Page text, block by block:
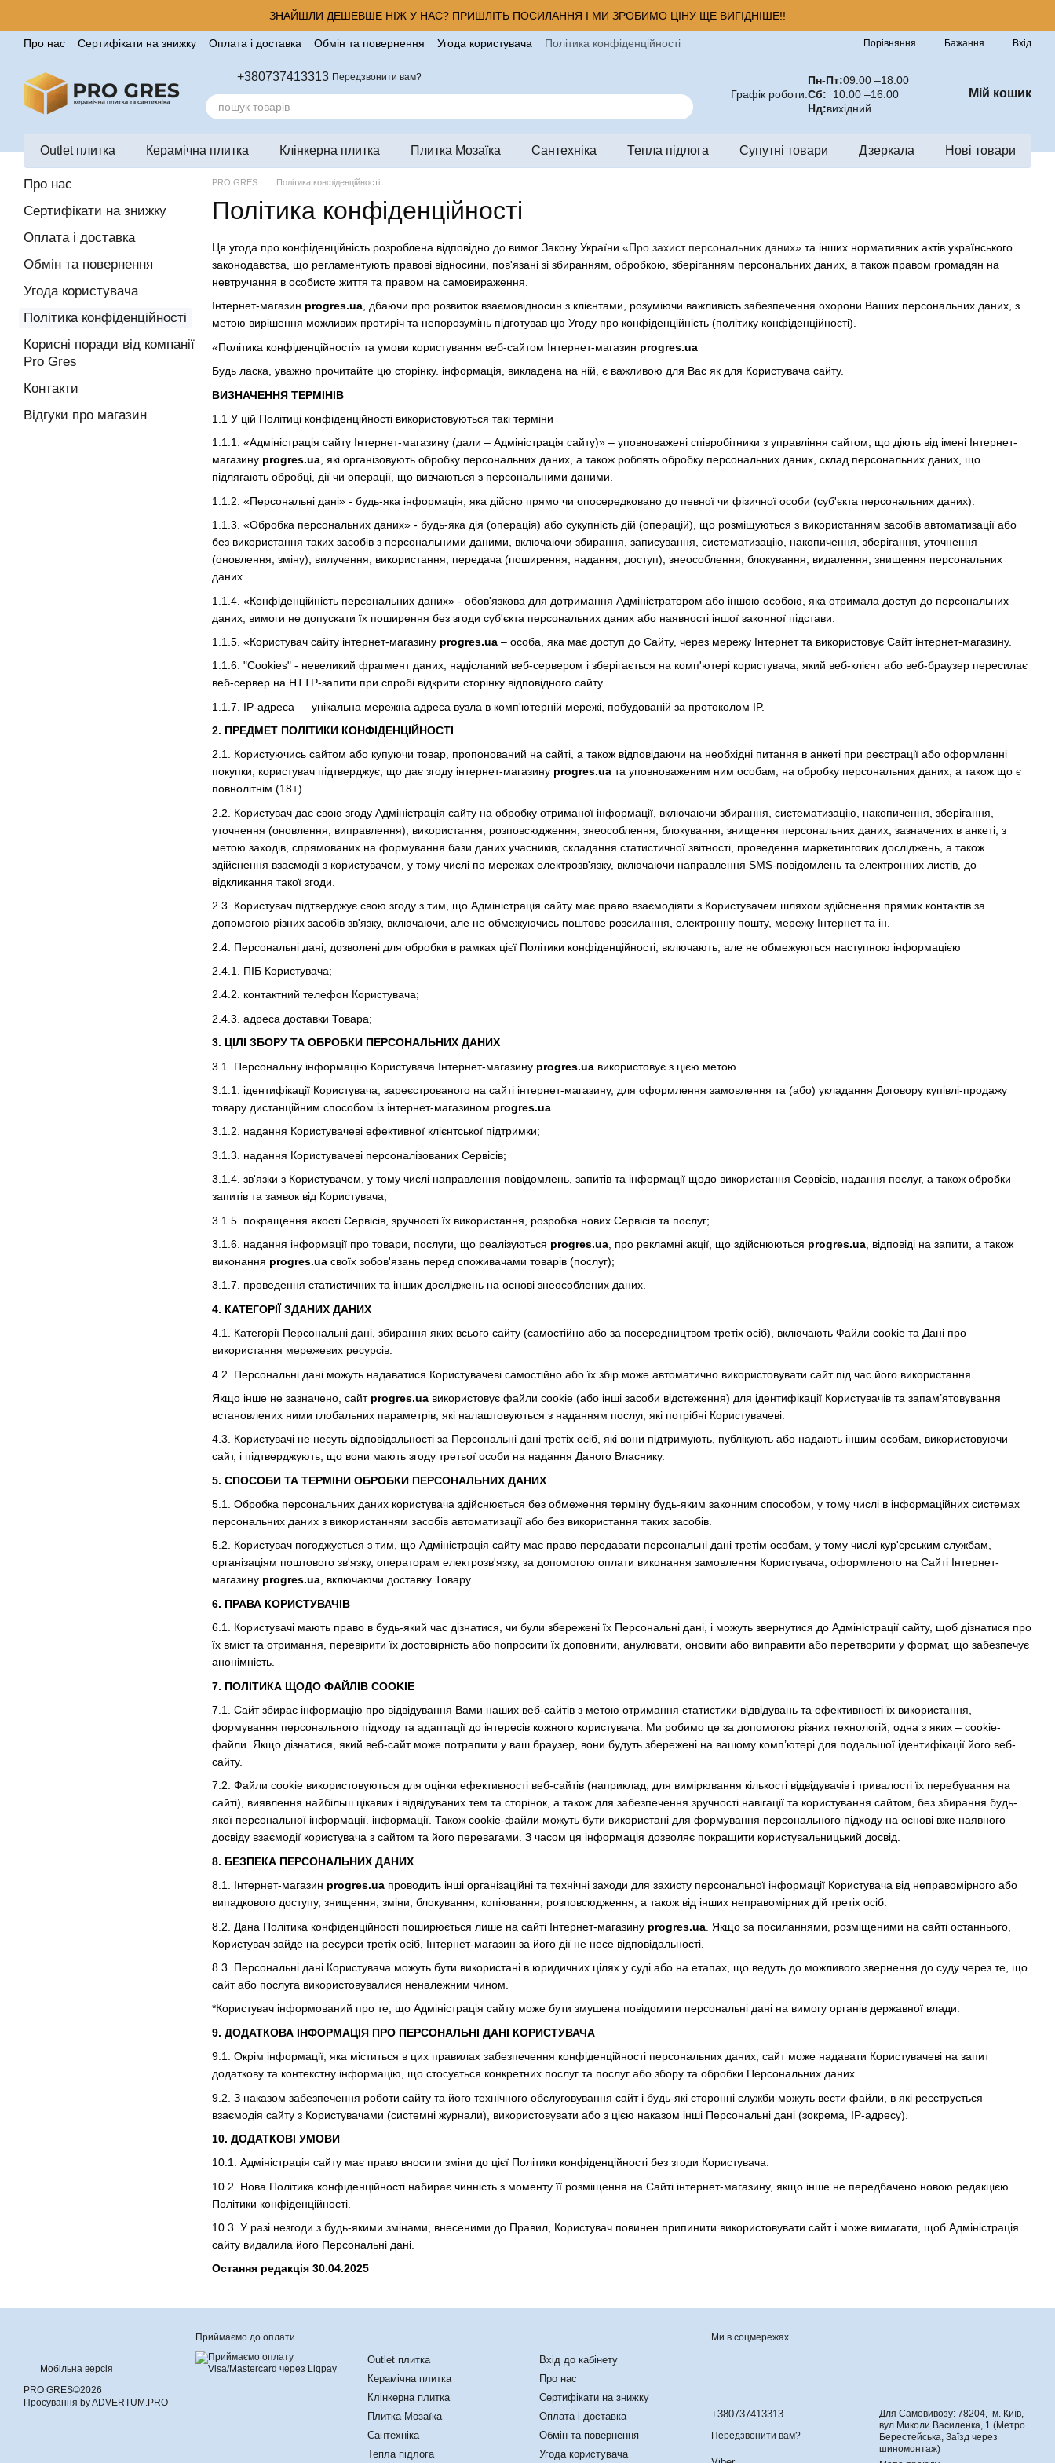
ЗНАЙШЛИ ДЕШЕВШЕ НІЖ У НАС? ПРИШЛІТЬ ПОСИЛАННЯ І МИ ЗРОБИМО ЦІНУ ЩЕ ВИГІДНІШЕ!!
Про нас Сертифікати на знижку Оплата і доставка Обмін та повернення Угода користувача
Політика конфіденційності
Порівняння Бажання Вхід
+380737413313 Передзвонити вам?
Графік роботи:
Пн-Пт:09:00 –18:00
Сб: 10:00 –16:00
Нд:вихідний
Мій кошик
Outlet плитка Керамічна плитка Клінкерна плитка Плитка Мозаїка Сантехніка Тепла підлога Супутні товари Дзеркала Нові товари
PRO GRES Політика конфіденційності
Політика конфіденційності
Ця угода про конфіденційність розроблена відповідно до вимог Закону України «Про захист персональних даних» та інших нормативних актів українського
законодавства, що регламентують правові відносини, пов'язані зі збиранням, обробкою, зберіганням персональних даних, а також правом громадян на
невтручання в особисте життя та правом на самовираження.
Інтернет-магазин progres.ua, дбаючи про розвиток взаємовідносин з клієнтами, розуміючи важливість забезпечення охорони Ваших персональних даних, з
метою вирішення можливих протиріч та непорозумінь підготувaв цю Угоду про конфіденційність (політику конфіденційності).
«Політика конфіденційності» та умови користування веб-сайтом Інтернет-магазин progres.ua
Будь ласка, уважно прочитайте цю сторінку. інформація, викладена на ній, є важливою для Вас як для Користувача сайту.
ВИЗНАЧЕННЯ ТЕРМІНІВ
1.1 У цій Політиці конфіденційності використовуються такі терміни
1.1.1. «Адміністрація сайту Інтернет-магазину (дали – Адміністрація сайту)» – уповноважені співробітники з управління сайтом, що діють від імені Інтернет-
магазину progres.ua, які організовують обробку персональних даних, а також роблять обробку персональних даних, склад персональних даних, що
підлягають обробці, дії чи операції, що вивчаються з персональними даними.
1.1.2. «Персональні дані» - будь-яка інформація, яка дійсно прямо чи опосередковано до певної чи фізичної особи (суб'єкта персональних даних).
1.1.3. «Обробка персональних даних» - будь-яка дія (операція) або сукупність дій (операцій), що розміщуються з використанням засобів автоматизації або
без використання таких засобів з персональними даними, включаючи збирання, записування, систематизацію, накопичення, зберігання, уточнення
(оновлення, зміну), вилучення, використання, передача (поширення, надання, доступ), знеособлення, блокування, видалення, знищення персональних
даних.
1.1.4. «Конфіденційність персональних даних» - обов'язкова для дотримання Адміністратором або іншою особою, яка отримала доступ до персональних
даних, вимоги не допускати їх поширення без згоди суб'єкта персональних даних або наявності іншої законної підстави.
1.1.5. «Користувач сайту інтернет-магазину progres.ua – особа, яка має доступ до Сайту, через мережу Інтернет та використовує Сайт інтернет-магазину.
1.1.6. "Cookies" - невеликий фрагмент даних, надісланий веб-сервером і зберігається на комп'ютері користувача, який веб-клієнт або веб-браузер пересилає
веб-сервер на HTTP-запити при спробі відкрити сторінку відповідного сайту.
1.1.7. IP-адреса — унікальна мережна адреса вузла в комп'ютерній мережі, побудованій за протоколом IP.
2. ПРЕДМЕТ ПОЛІТИКИ КОНФІДЕНЦІЙНОСТІ
2.1. Користуючись сайтом або купуючи товар, пропонований на сайті, а також відповідаючи на необхідні питання в анкеті при реєстрації або оформленні
покупки, користувач підтверджує, що дає згоду інтернет-магазину progres.ua та уповноваженим ним особам, на обробку персональних даних, а також що є
повнолітнім (18+).
2.2. Користувач дає свою згоду Адміністрація сайту на обробку отриманої інформації, включаючи збирання, систематизацію, накопичення, зберігання,
уточнення (оновлення, виправлення), використання, розповсюдження, знеособлення, блокування, знищення персональних даних, зазначених в анкеті, з
метою заходів, спрямованих на формування бази даних учасників, складання статистичної звітності, проведення маркетингових досліджень, а також
здійснення взаємодії з користувачем, у тому числі по мережах електрозв'язку, включаючи направлення SMS-повідомлень та електронних листів, до
відкликання такої згоди.
2.3. Користувач підтверджує свою згоду з тим, що Адміністрація сайту має право взаємодіяти з Користувачем шляхом здійснення прямих контактів за
допомогою різних засобів зв'язку, включаючи, але не обмежуючись поштове розсилання, електронну пошту, мережу Інтернет та ін.
2.4. Персональні дані, дозволені для обробки в рамках цієї Політики конфіденційності, включають, але не обмежуються наступною інформацією
2.4.1. ПІБ Користувача;
2.4.2. контактний телефон Користувача;
2.4.3. адреса доставки Товара;
3. ЦІЛІ ЗБОРУ ТА ОБРОБКИ ПЕРСОНАЛЬНИХ ДАНИХ
3.1. Персональну інформацію Користувача Інтернет-магазину progres.ua використовує з цією метою
3.1.1. ідентифікації Користувача, зареєстрованого на сайті інтернет-магазину, для оформлення замовлення та (або) укладання Договору купівлі-продажу
товару дистанційним способом із інтернет-магазином progres.ua
3.1.2. надання Користувачеві ефективної клієнтської підтримки;
3.1.3. надання Користувачеві персоналізованих Сервісів;
3.1.4. зв'язки з Користувачем, у тому числі направлення повідомлень, запитів та інформації щодо використання Сервісів, надання послуг, а також обробки
запитів та заявок від Користувача;
3.1.5. покращення якості Сервісів, зручності їх використання, розробка нових Сервісів та послуг;
3.1.6. надання інформації про товари, послуги, що реалізуються progres.ua , про рекламні акції, що здійснюються progres.ua , відповіді на запити, а також
виконання progres.ua своїх зобов'язань перед споживачами товарів (послуг);
3.1.7. проведення статистичних та інших досліджень на основі знеособлених даних.
4. КАТЕГОРІЇ ЗДАНИХ ДАНИХ
4.1. Категорії Персональні дані, збирання яких всього сайту (самостійно або за посередництвом третіх осіб), включають Файли cookie та Дані про
використання мережевих ресурсів.
4.2. Персональні дані можуть надаватися Користувачеві самостійно або їх збір може автоматично використовувати сайт під час його використання.
Якщо інше не зазначено, сайт progres.ua використовує файли cookie (або інші засоби відстеження) для ідентифікації Користувачів та запам’ятовування
встановлених ними глобальних параметрів, які налаштовуються з наданням послуг, які потрібні Користувачеві.
4.3. Користувачі не несуть відповідальності за Персональні дані третіх осіб, які вони підтримують, публікують або надають іншим особам, використовуючи
сайт, і підтверджують, що вони мають згоду третьої особи на надання Даного Власнику.
5. СПОСОБИ ТА ТЕРМІНИ ОБРОБКИ ПЕРСОНАЛЬНИХ ДАНИХ
5.1. Обробка персональних даних користувача здійснюється без обмеження терміну будь-яким законним способом, у тому числі в інформаційних системах
персональних даних з використанням засобів автоматизації або без використання таких засобів.
5.2. Користувач погоджується з тим, що Адміністрація сайту має право передавати персональні дані третім особам, у тому числі кур'єрським службам,
організаціям поштового зв'язку, операторам електрозв'язку, за допомогою оплати виконання замовлення Користувача, оформленого на Сайті Інтернет-
магазину progres.ua, включаючи доставку Товару.
6. ПРАВА КОРИСТУВАЧІВ
6.1. Користувачі мають право в будь-який час дізнатися, чи були збережені їх Персональні дані, і можуть звернутися до Адміністрації сайту, щоб дізнатися про
їх вміст та отримання, перевірити їх достовірність або попросити їх доповнити, анулювати, оновити або виправити або перетворити у формат, що забезпечує
анонімність.
7. ПОЛІТИКА ЩОДО ФАЙЛІВ COOKIE
7.1. Сайт збирає інформацію про відвідування Вами наших веб-сайтів з метою отримання статистики відвідувань та ефективності їх використання,
формування персонального підходу та адаптації до інтересів кожного користувача. Ми робимо це за допомогою різних технологій, одна з яких – cookie-
файли. Якщо дізнатися, який веб-сайт може потрапити у ваш браузер, вони будуть збережені на вашому комп’ютері для подальшої ідентифікації його веб-
сайту.
7.2. Файли cookie використовуються для оцінки ефективності веб-сайтів (наприклад, для вимірювання кількості відвідувачів і тривалості їх перебування на
сайті), виявлення найбільш цікавих і відвідуваних тем та сторінок, а також для забезпечення зручності навігації та користування сайтом, без збирання будь-
якої персональної інформації. інформації. Також cookie-файли можуть бути використані для формування персонального підходу на основі вже наявного
досвіду взаємодії користувача з сайтом та його перевагами. З часом ця інформація дозволяє покращити користувальницький досвід.
8. БЕЗПЕКА ПЕРСОНАЛЬНИХ ДАНИХ
8.1. Інтернет-магазин progres.ua проводить інші організаційні та технічні заходи для захисту персональної інформації Користувача від неправомірного або
випадкового доступу, знищення, зміни, блокування, копіювання, розповсюдження, а також від інших неправомірних дій третіх осіб.
8.2. Дана Політика конфіденційності поширюється лише на сайті Інтернет-магазину progres.ua . Якщо за посиланнями, розміщеними на сайті останнього,
Користувач зайде на ресурси третіх осіб, Інтернет-магазин за його дії не несе відповідальності.
8.3. Персональні дані Користувача можуть бути використані в юридичних цілях у суді або на етапах, що ведуть до можливого звернення до суду через те, що
сайт або послуга використовувалися неналежним чином.
*Користувач інформований про те, що Адміністрація сайту може бути змушена повідомити персональні дані на вимогу органів державної влади.
9. ДОДАТКОВА ІНФОРМАЦІЯ ПРО ПЕРСОНАЛЬНІ ДАНІ КОРИСТУВАЧА
9.1. Окрім інформації, яка міститься в цих правилах забезпечення конфіденційності персональних даних, сайт може надавати Користувачеві на запит
додаткову та контекстну інформацію, що стосується конкретних послуг та послуг або збору та обробки Персональних даних.
9.2. З наказом забезпечення роботи сайту та його технічного обслуговування сайт і будь-які сторонні служби можуть вести файли, в які реєструється
взаємодія сайту з Користувачами (системні журнали), використовувати або з цією наказом інші Персональні дані (зокрема, IP-адресу).
10. ДОДАТКОВІ УМОВИ
10.1. Адміністрація сайту має право вносити зміни до цієї Політики конфіденційності без згоди Користувача.
10.2. Нова Політика конфіденційності набирає чинність з моменту її розміщення на Сайті інтернет-магазину, якщо інше не передбачено новою редакцією
Політики конфіденційності.
10.3. У разі незгоди з будь-якими змінами, внесеними до Правил, Користувач повинен припинити використовувати сайт і може вимагати, щоб Адміністрація
сайту видалила його Персональні дані.
Остання редакція 30.04.2025
Про нас
Сертифікати на знижку
Оплата і доставка
Обмін та повернення
Угода користувача
Політика конфіденційності
Корисні поради від компанії
Pro Gres
Контакти
Відгуки про магазин
Мобільна версія
PRO GRES©2026
Просування by ADVERTUM.PRO
Приймаємо до оплати
Outlet плитка
Керамічна плитка
Клінкерна плитка
Плитка Мозаїка
Сантехніка
Тепла підлога
Вхід до кабінету
Про нас
Сертифікати на знижку
Оплата і доставка
Обмін та повернення
Угода користувача
Ми в соцмережах
+380737413313
Передзвонити вам?
Для Самовивозу: 78204, м. Київ,
вул.Миколи Василенка, 1 (Метро
Берестейська, Заїзд через
шиномонтаж)